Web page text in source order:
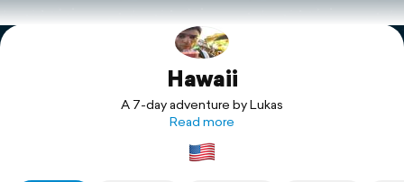
Explore
Hawaii
A 7-day adventure by Lukas
Read more